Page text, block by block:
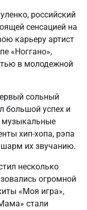
российский
сенсацией на
карьеру артист
«Ноггано»,
в молодежной
сольный
большой успех и
музыкальные
хип-хопа, рэпа
их звучанию.
несколько
огромной
«Моя игра»,
стали